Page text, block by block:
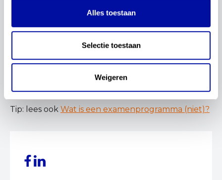
Alles toestaan
Selectie toestaan
Weigeren
Wil je meer weten over de actualisatie van de
kerndoelen? Bekijk danalle updates
via het formulier onderaan dit bericht ook aan voor
de automatische updates, zodat je als eerste op de
hoogte bent van het laatste nieuws.
Tip: lees ook Wat is een examenprogramma (niet)?